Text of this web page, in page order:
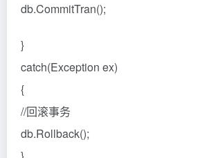
db.CommitTran();
}
catch(Exception ex)
{
//回滚事务
db.Rollback();